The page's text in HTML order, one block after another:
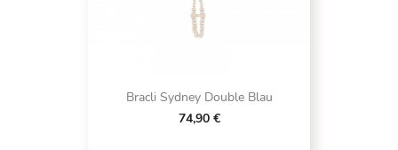
Bracli Sydney Double Blau
74,90 €